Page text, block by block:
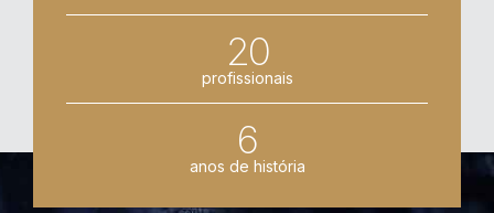
20
profissionais
6
anos de história